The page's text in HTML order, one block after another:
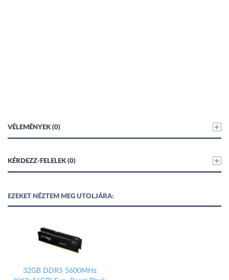
VÉLEMÉNYEK (0)
KÉRDEZZ-FELELEK (0)
EZEKET NÉZTEM MEG UTOLJÁRA:
32GB DDR5 5600MHz